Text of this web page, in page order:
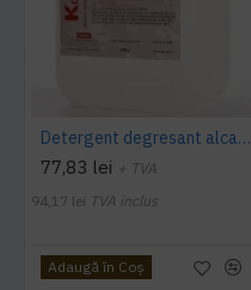
Detergent degresant alcalin Cuptor si Plita, 5 L, Konga
77,83 lei + TVA
94,17 lei TVA inclus
Adaugă în Coş